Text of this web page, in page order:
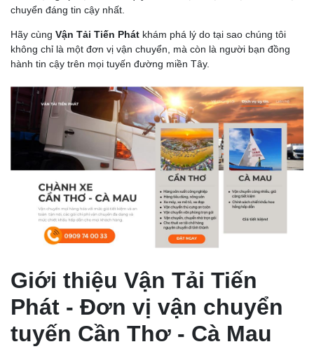
chuyển đáng tin cậy nhất.
Hãy cùng Vận Tải Tiến Phát khám phá lý do tại sao chúng tôi
không chỉ là một đơn vị vận chuyển, mà còn là người bạn đồng
hành tin cậy trên mọi tuyến đường miền Tây.
Giới thiệu Vận Tải Tiến
Phát - Đơn vị vận chuyển
tuyến Cần Thơ - Cà Mau